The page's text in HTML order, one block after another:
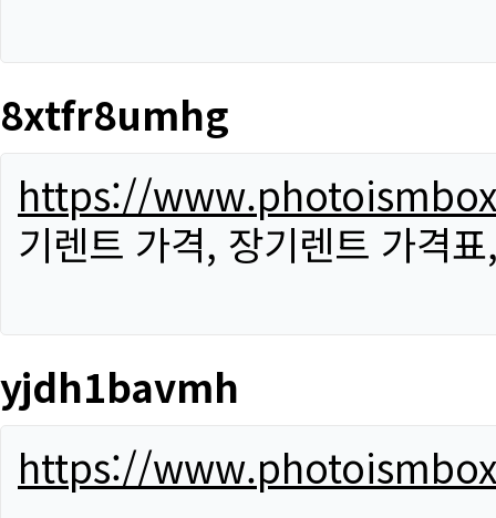
8xtfr8umhg
https://
기렌트 가격, 장기렌트 가격
yjdh1bavmh
https://